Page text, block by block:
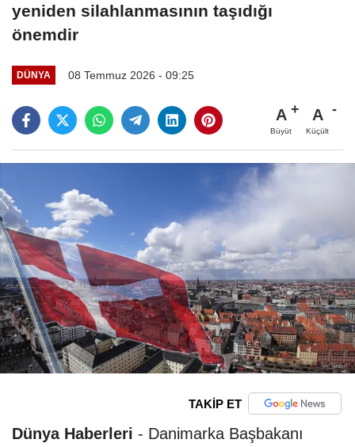
yeniden silahlanmasının taşıdığı
önemdir
DÜNYA 08 Temmuz 2026 - 09:25
A
Büyüt
A
Küçült
TAKİP ET
Dünya Haberleri - Danimarka Başbakanı